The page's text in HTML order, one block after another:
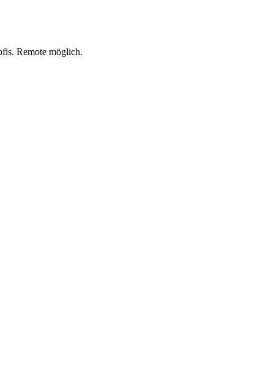
Remote möglich.